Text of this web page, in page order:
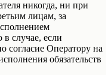
никогда, ни при
лицам, за
в случае, если
согласие Оператору на
обязательств